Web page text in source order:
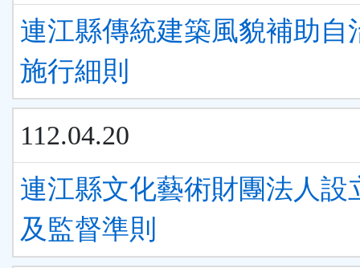
連江縣傳統建築風貌補助自
施行細則
112.04.20
連江縣文化藝術財團法人設
及監督準則